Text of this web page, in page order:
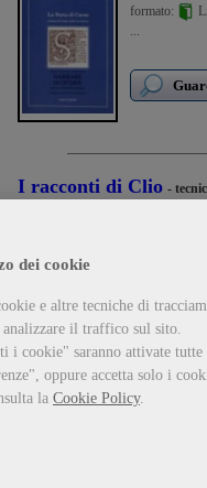
dei cookie
e altre tecniche di
il traffico sul sito.
i cookie" saranno attivate tutte
oppure accetta solo i
la Cookie Policy.
formato:
...
I racconti di Clio -
Per Elisa - Studi su